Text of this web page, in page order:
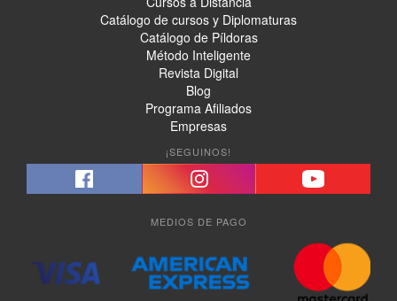
Catálogo de cursos y Diplomaturas
Catálogo de Píldoras
Método Inteligente
Revista Digital
Blog
Programa Afiliados
Empresas
¡SEGUINOS!
MEDIOS DE PAGO